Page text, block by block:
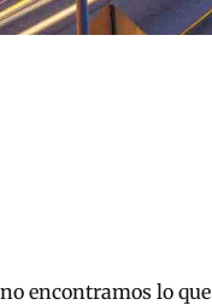
encontramos lo que